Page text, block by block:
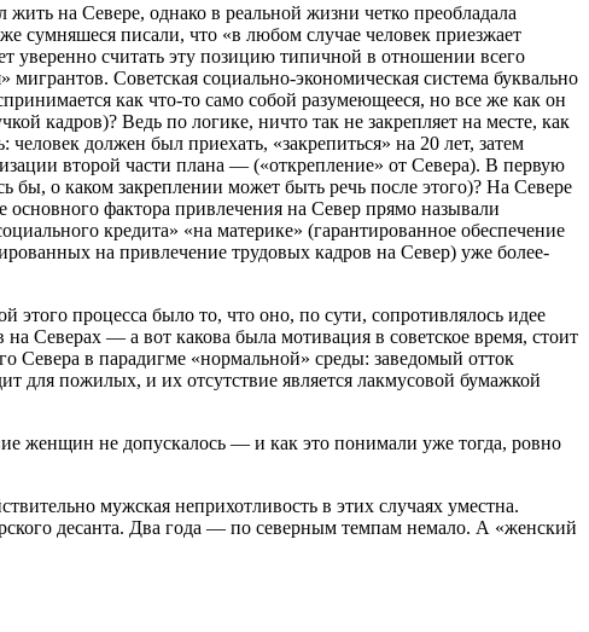
на Севере, однако в реальной жизни четко преобладала
сумняшеся писали, что «в любом случае человек приезжает
уверенно считать эту позицию типичной в отношении всего
Советская социально-экономическая система буквально
как что-то само собой разумеющееся, но все же как он
кадров)? Ведь по логике, ничто так не закрепляет на месте, как
должен был приехать, «закрепиться» на 20 лет, затем
второй части плана — («открепление» от Севера). В первую
бы, о каком закреплении может быть речь после этого)? На Севере
основного фактора привлечения на Север прямо называли
кредита» «на материке» (гарантированное обеспечение
на привлечение трудовых кадров на Север) уже более-
этого процесса было то, что оно, по сути, сопротивлялось идее
Северах — а вот какова была мотивация в советское время, стоит
Севера в парадигме «нормальной» среды: заведомый отток
для пожилых, и их отсутствие является лакмусовой бумажкой
женщин не допускалось — и как это понимали уже тогда, ровно
мужская неприхотливость в этих случаях уместна.
десанта. Два года — по северным темпам немало. А «женский